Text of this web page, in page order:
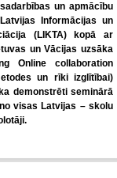
un apmācību
Informācijas un
(LIKTA) kopā ar
un Vācijas uzsāka
Online collaboration
un rīki izglītībai)
demonstrēti seminārā
visas Latvijas – skolu